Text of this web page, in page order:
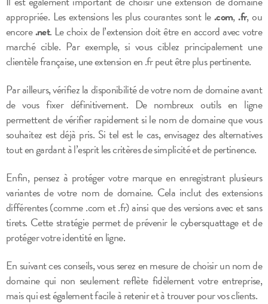
appropriée. Les extensions les plus courantes sont le.com,.fr, ou
encore.net. Le choix de l’extension doit être en accord avec votre
marché cible. Par exemple, si vous ciblez principalement une
clientèle française, une extension en .fr peut être plus pertinente.
Par ailleurs, vérifiez la disponibilité de votre nom de domaine avant
de vous fixer définitivement. De nombreux outils en ligne
permettent de vérifier rapidement si le nom de domaine que vous
souhaitez est déjà pris. Si tel est le cas, envisagez des alternatives
tout en gardant à l’esprit les critères de simplicité et de pertinence.
Enfin, pensez à protéger votre marque en enregistrant plusieurs
variantes de votre nom de domaine. Cela inclut des extensions
différentes (comme .com et .fr) ainsi que des versions avec et sans
tirets. Cette stratégie permet de prévenir le cybersquattage et de
protéger votre identité en ligne.
En suivant ces conseils, vous serez en mesure de choisir un nom de
domaine qui non seulement reflète fidèlement votre entreprise,
mais qui est également facile à retenir et à trouver pour vos clients.